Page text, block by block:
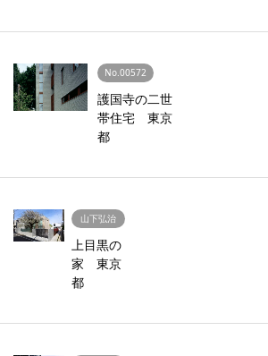
No.00572
護国寺の二世
帯住宅 東京
都
山下弘治
上目黒の
家 東京
都